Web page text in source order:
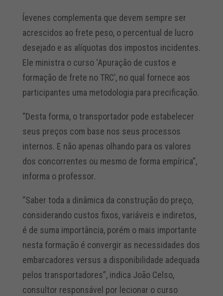
Íevenes complementa que devem sempre ser
acrescidos ao frete peso, o percentual de lucro
desejado e as alíquotas dos impostos incidentes.
Ele ministra o curso ‘Apuração de custos e
formação de frete no TRC’, no qual fornece aos
participantes uma metodologia para precificação.
“Desta forma, o transportador pode estabelecer
seus preços com base nos seus processos
internos. E não apenas olhando para os valores
dos concorrentes ou mesmo de forma empírica”,
informa o professor.
“Saber toda a dinâmica da construção do preço,
considerando custos fixos, variáveis e indiretos,
é de suma importância, porém o mais importante
nesta formação é convergir as necessidades dos
embarcadores versus a disponibilidade adequada
pelos transportadores”, indica João Celso,
consultor responsável por lecionar o curso